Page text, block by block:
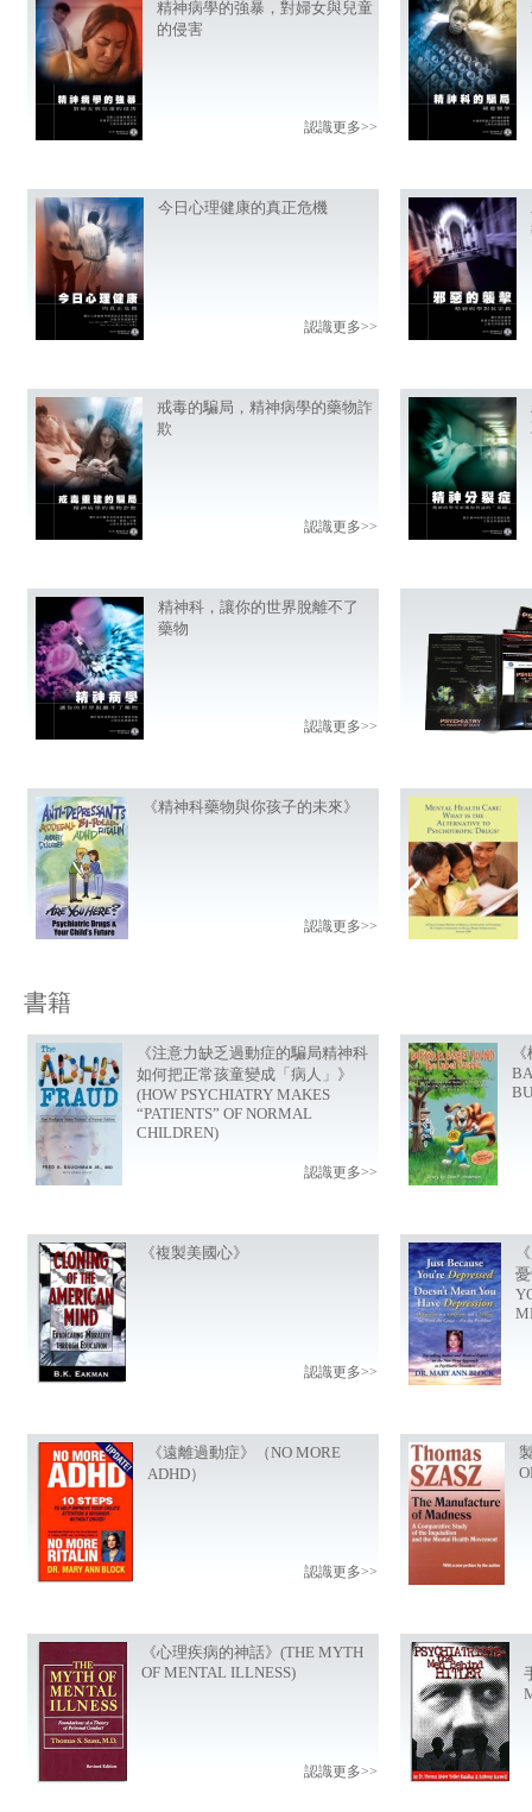
精神病學的強暴，對婦女與兒童
的侵害
認識更多>>
今日心理健康的真正危機
認識更多>>
戒毒的騙局，精神病學的藥物詐
欺
認識更多>>
精神科，讓你的世界脫離不了
藥物
認識更多>>
《精神科藥物與你孩子的未來》
認識更多>>
書籍
《注意力缺乏過動症的騙局精神科
如何把正常孩童變成「病人」》
(HOW PSYCHIATRY MAKES
“PATIENTS” OF NORMAL
CHILDREN)
認識更多>>
《複製美國心》
認識更多>>
《遠離過動症》（NO MORE
ADHD）
認識更多>>
《心理疾病的神話》(THE MYTH
OF MENTAL ILLNESS)
認識更多>>